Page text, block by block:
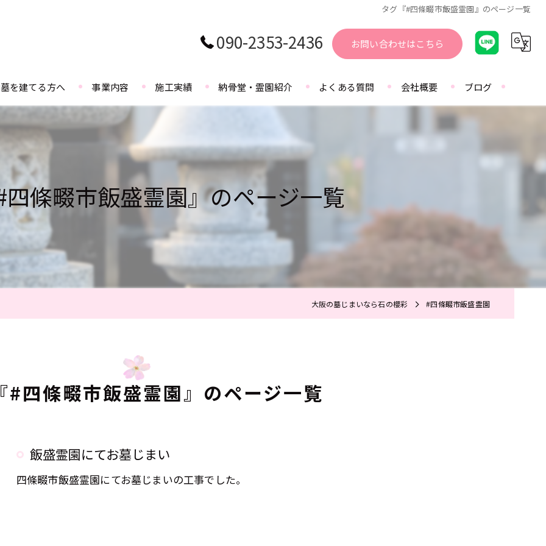
タグ『#四條畷市飯盛霊園』のページ一覧
090-2353-2436 お問い合わせはこちら
を建てる方へ 事業内容 施工実績 納骨堂・霊園紹介 よくある質問 会社概要 ブログ
條畷市飯盛霊園』のページ一覧
大阪の墓じまいなら石の櫻彩 #四條畷市飯盛霊園
#四條畷市飯盛霊園』のページ一覧
飯盛霊園にてお墓じまい
四條畷市飯盛霊園にてお墓じまいの工事でした。